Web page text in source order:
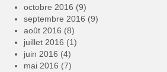
octobre 2016 (9)
septembre 2016 (9)
août 2016 (8)
juillet 2016 (1)
juin 2016 (4)
mai 2016 (7)